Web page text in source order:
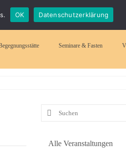
Suchen
nach:
Seminare & Fasten
Suchen
Alle Veranstaltungen
OK Datenschutzerklärung